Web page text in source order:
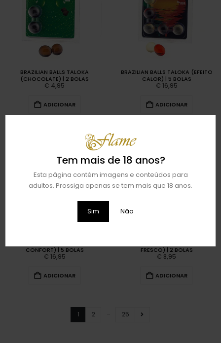
Tem mais de 18 anos?
Esta página contém imagens e conteúdos para
adultos. Prossiga apenas se tem mais que 18 anos.
Sim Não
BRAZILIAN BALLS TALOKA
(CHOCOLATE) | 2 BOLAS
€ 4,95
ADICIONAR
BRAZILIAN BALLS TALOKA (EFEITO
CALOR) | 5 BOLAS
€ 16,95
ADICIONAR
CONFORT) | 5 BOLAS
€ 16,95
ADICIONAR
FRESCO) | 2 BOLAS
€ 8,95
ADICIONAR
1 2 … 25